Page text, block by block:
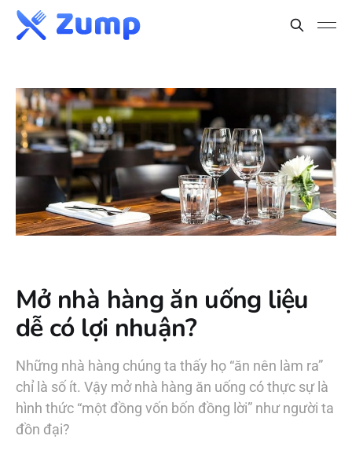
Mở nhà hàng ăn uống liệu
dễ có lợi nhuận?
Những nhà hàng chúng ta thấy họ “ăn nên làm ra”
chỉ là số ít. Vậy mở nhà hàng ăn uống có thực sự là
hình thức “một đồng vốn bốn đồng lời” như người ta
đồn đại?